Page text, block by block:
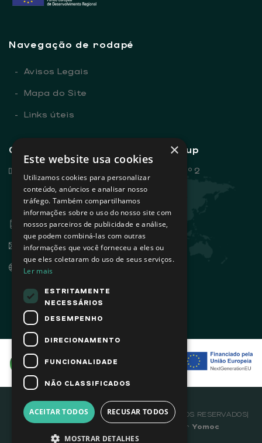
Navegação de rodapé
- Avisos Legais
- Mapa do Site
- Links úteis
Contactos gerais - Sovena Group
Rua Dr. António Loureiro Borges, nº 2
Edifício Arquiparque 2, 3º andar
1495-131 Algés - Portugal
+351 21 412 93 00
info@sovena.pt
www.sovenagroup.com
© Copyright 2026 . SOVENA TODOS OS DIREITOS RESERVADOS|
sovenagroup.comDesenvolvido por Yomoc
×
Este website usa cookies
Utilizamos cookies para personalizar
conteúdo, anúncios e analisar nosso
tráfego. Também compartilhamos
informações sobre o uso do nosso site com
nossos parceiros de publicidade e análise,
que podem combiná-las com outras
informações que você forneceu a eles ou
que eles coletaram do uso de seus serviços.
Ler mais
ESTRITAMENTE
NECESSÁRIOS
DESEMPENHO
DIRECIONAMENTO
FUNCIONALIDADE
NÃO CLASSIFICADOS
ACEITAR TODOS RECUSAR TODOS
MOSTRAR DETALHES